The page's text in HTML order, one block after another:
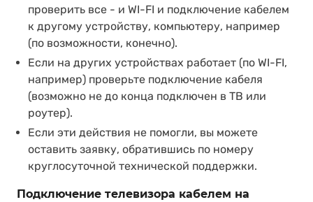
проверить все - и WI-FI и подключение кабелем
к другому устройству, компьютеру, например
(по возможности, конечно).
Если на других устройствах работает (по WI-FI,
например) проверьте подключение кабеля
(возможно не до конца подключен в ТВ или
роутер).
Если эти действия не помогли, вы можете
оставить заявку, обратившись по номеру
круглосуточной технической поддержки.
Подключение телевизора кабелем на